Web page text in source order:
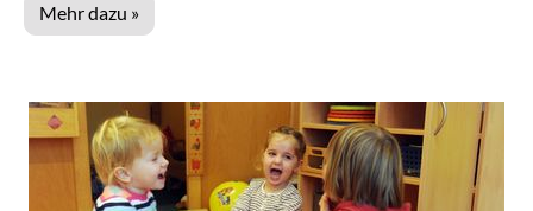
Mehr dazu »